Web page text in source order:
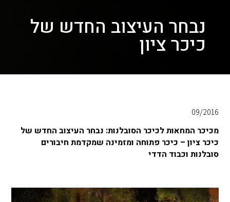
נבחר העיצוב החדש של
כיכר ציון
09/2016
מכיכר המחאות לכיכר הסובלנות: נבחר העיצוב החדש של
כיכר ציון – כיכר פתוחה ומזמינה שמקדמת חיבורים
סובלנות וכבוד הדדי